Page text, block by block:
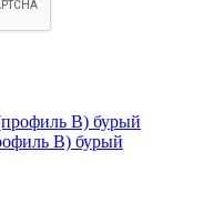
B) бурый